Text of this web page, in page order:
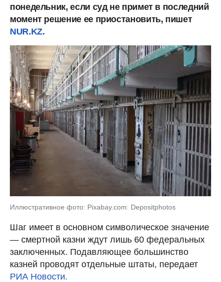
понедельник, если суд не примет в последний
момент решение ее приостановить, пишет
NUR.KZ.
Иллюстративное фото: Pixabay.com: Depositphotos
Шаг имеет в основном символическое значение
— смертной казни ждут лишь 60 федеральных
заключенных. Подавляющее большинство
казней проводят отдельные штаты, передает
РИА Новости.